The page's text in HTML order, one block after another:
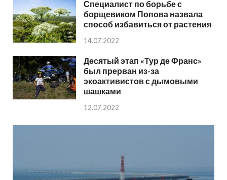
Специалист по борьбе с
борщевиком Попова назвала
способ избавиться от растения
14.07.2022
Десятый этап «Тур де Франс»
был прерван из-за
экоактивистов с дымовыми
шашками
12.07.2022